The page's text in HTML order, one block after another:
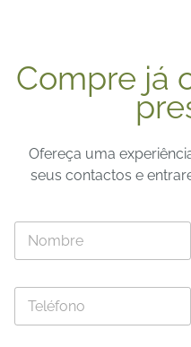
Compre já
Ofereça uma
seus contactos e
N
m
*
T
l